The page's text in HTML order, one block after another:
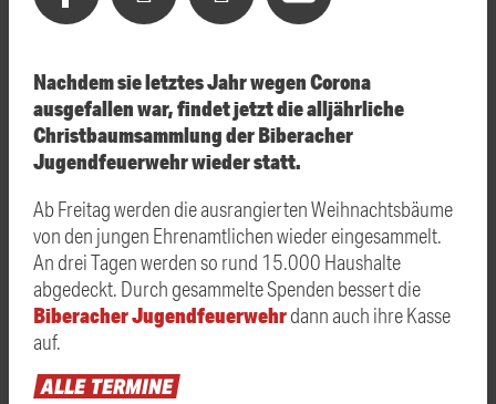
Nachdem sie letztes Jahr wegen Corona
ausgefallen war, findet jetzt die alljährliche
Christbaumsammlung der Biberacher
Jugendfeuerwehr wieder statt.
Ab Freitag werden die ausrangierten Weihnachtsbäume
von den jungen Ehrenamtlichen wieder eingesammelt.
An drei Tagen werden so rund 15.000 Haushalte
abgedeckt. Durch gesammelte Spenden bessert die
Biberacher Jugendfeuerwehrdann auch ihre Kasse
auf.
ALLE TERMINE